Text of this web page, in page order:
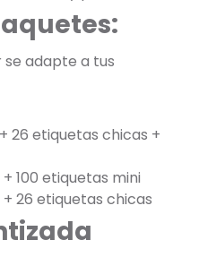
se adapte a tus
26 etiquetas chicas +
100 etiquetas mini
26 etiquetas chicas